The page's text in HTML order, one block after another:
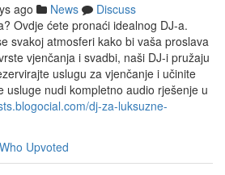
ago News
Discuss
Ovdje ćete pronaći idealnog DJ-a.
svakoj atmosferi kako bi vaša proslava
vjenčanja i svadbi, naši DJ-i pružaju
uslugu za vjenčanje i učinite
usluge nudi kompletno audio rješenje u
dj-za-luksuzne-
Who Upvoted